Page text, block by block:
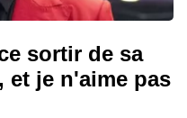
sortir de sa
et je n'aime pas